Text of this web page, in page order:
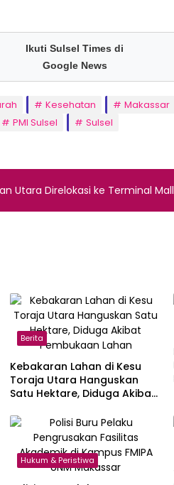
Ikuti Sulsel Times di
Google News
Kesehatan Makassar
PMI Sulsel
Sulsel
Utara Direlokasi ke Terminal
Berita
Kebakaran Lahan di Kesu
Toraja Utara Hanguskan
Satu Hektare, Diduga Akibat
Hukum & Peristiwa